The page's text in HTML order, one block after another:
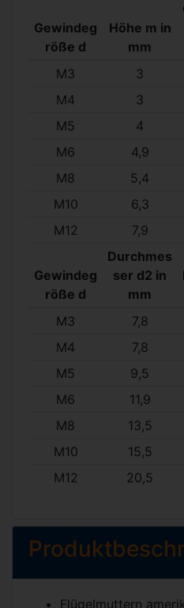
Gewindeg
röße d
Höhe m in
mm
M3
3
M4
3
M5
4
M6
4,9
M8
5,4
M10
6,3
M12
7,9
Gewindeg
röße d
Durchmes
ser d2 in
mm
M3
7,8
M4
7,8
M5
9,5
M6
11,9
M8
13,5
M10
15,5
M12
20,5
Flügelmuttern